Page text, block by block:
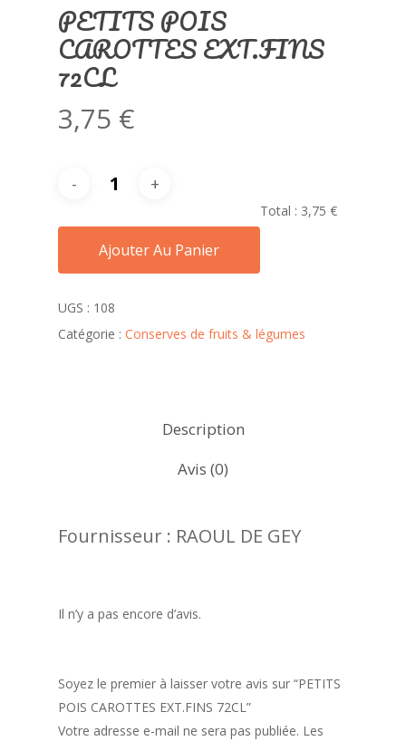
PETITS POIS
CAROTTES EXT.FINS
72CL
3,75 €
Ajouter Au Panier
Total : 3,75 €
UGS : 108
Catégorie : Conserves de fruits & légumes
Description
Avis (0)
Fournisseur : RAOUL DE GEY
Il n’y a pas encore d’avis.
Soyez le premier à laisser votre avis sur “PETITS
POIS CAROTTES EXT.FINS 72CL”
Votre adresse e-mail ne sera pas publiée. Les